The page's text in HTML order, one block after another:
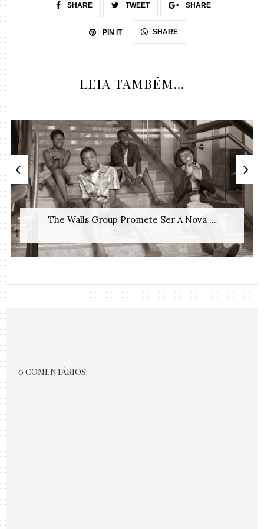
SHARE TWEET SHARE
PIN IT SHARE
LEIA TAMBÉM...
The Walls Group Promete Ser A Nova ...
0 COMENTÁRIOS: